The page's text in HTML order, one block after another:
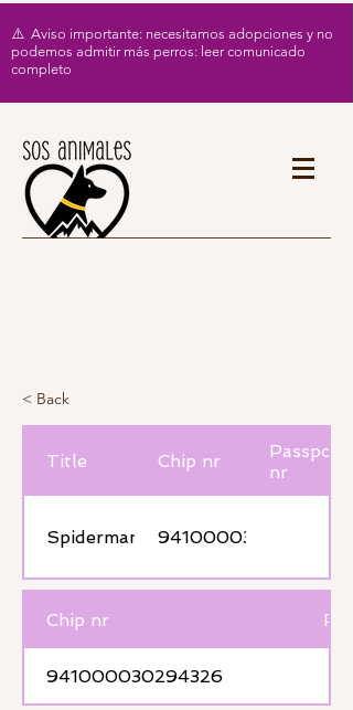
⚠️ Aviso importante: necesitamos adopciones y no
podemos admitir más perros: leer comunicado
completo
< Back
Title Chip nr
Passport
nr
Spiderman 941000030294326
Chip nr
941000030294326